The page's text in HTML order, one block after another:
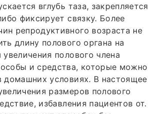
вглубь таза, закрепляется
фиксирует связку. Более
репродуктивного возраста не
длину полового органа на
полового члена
и средства, которые можно
домашних условиях. В настоящее
размеров полового
избавления пациентов от.